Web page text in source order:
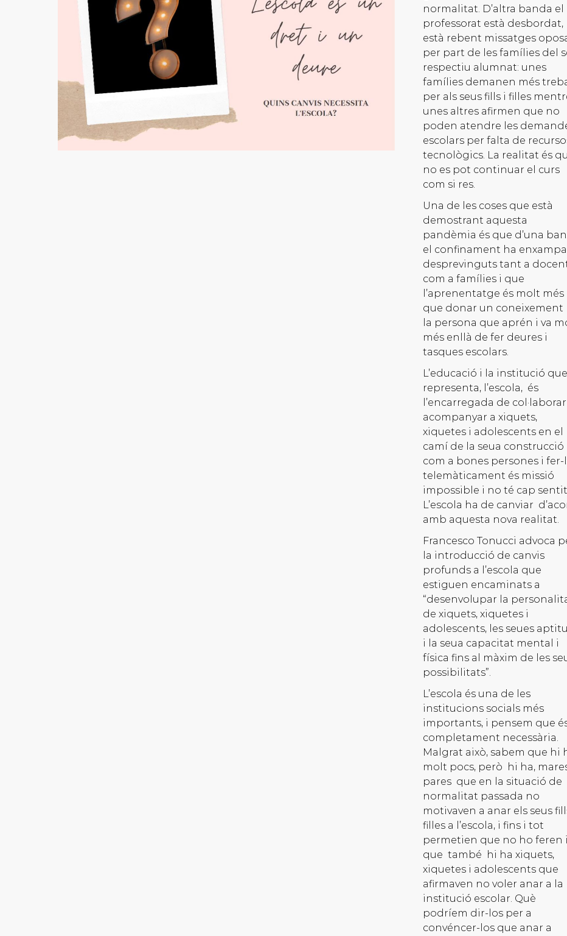
normalitat. D’altra banda el
professorat està desbordat,
està rebent missatges
per part de les famílies del
respectiu alumnat: unes
famílies demanen més
per als seus fills i filles
unes altres afirmen que no
poden atendre les
escolars per falta de
tecnològics. La realitat és
no es pot continuar el curs
com si res.
Una de les coses que està
demostrant aquesta
pandèmia és que d’una
el confinament ha
desprevinguts tant a
com a famílies i que
l’aprenentatge és molt més
que donar un coneixement
la persona que aprén i va
més enllà de fer deures i
tasques escolars.
L’educació i la institució
representa, l’escola, és
l’encarregada de
acompanyar a xiquets,
xiquetes i adolescents en el
camí de la seua construcció
com a bones persones i fer-
telemàticament és missió
impossible i no té cap
L’escola ha de canviar
amb aquesta nova realitat.
Francesco Tonucci advoca
la introducció de canvis
profunds a l’escola que
estiguen encaminats a
“desenvolupar la
de xiquets, xiquetes i
adolescents, les seues
i la seua capacitat mental i
física fins al màxim de les
possibilitats”.
L’escola és una de les
institucions socials més
importants, i pensem que
completament necessària.
Malgrat això, sabem que hi
molt pocs, però hi ha,
pares que en la situació de
normalitat passada no
motivaven a anar els seus
filles a l’escola, i fins i tot
permetien que no ho feren i
que també hi ha xiquets,
xiquetes i adolescents que
afirmaven no voler anar a la
institució escolar. Què
podríem dir-los per a
convéncer-los que anar a